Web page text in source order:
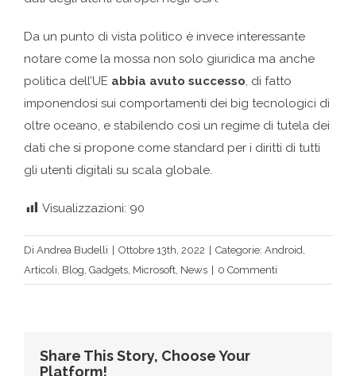
Da un punto di vista politico è invece interessante
notare come la mossa non solo giuridica ma anche
politica dell’UE abbia avuto successo, di fatto
imponendosi sui comportamenti dei big tecnologici di
oltre oceano, e stabilendo così un regime di tutela dei
dati che si propone come standard per i diritti di tutti
gli utenti digitali su scala globale.
Visualizzazioni: 90
Di Andrea Budelli Ottobre 13th, 2022 Categorie: Android,
Articoli, Blog, Gadgets, Microsoft, News 0 Commenti
Share This Story, Choose Your
Platform!